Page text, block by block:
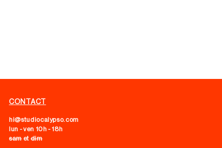
CONTACT
hi@studiocalypso.com
lun - ven 10h - 18h
sametdim